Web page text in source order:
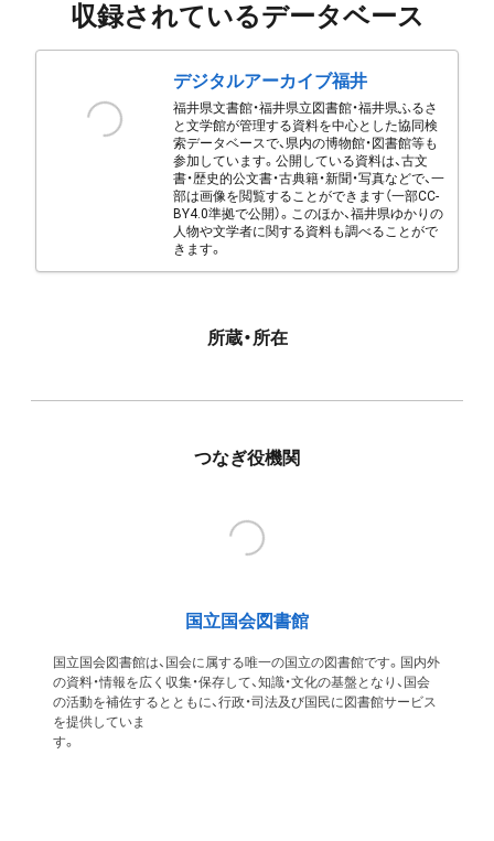
収録されているデータベース
デジタルアーカイブ福井
福井県文書館・福井県立図書館・福井県ふるさ
と文学館が管理する資料を中心とした協同検
索データベースで、県内の博物館・図書館等も
参加しています。公開している資料は、古文
書・歴史的公文書・古典籍・新聞・写真などで、一
部は画像を閲覧することができます（一部CC-
BY4.0準拠で公開）。このほか、福井県ゆかりの
人物や文学者に関する資料も調べることがで
きます。
所蔵・所在
つなぎ役機関
国立国会図書館
国立国会図書館は、国会に属する唯一の国立の図書館です。国内外
の資料・情報を広く収集・保存して、知識・文化の基盤となり、国会
の活動を補佐するとともに、行政・司法及び国民に図書館サービス
を提供していま
す